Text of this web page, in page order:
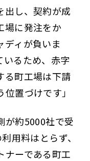
出し、契約が成
場に発注をか
ディが負いま
いるため、赤字
る町工場は下請
置づけです」
が約5000社で受
用料はとらず、
ナーである町工